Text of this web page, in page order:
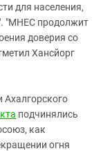
для населения,
"МНЕС продолжит
доверия со
Хансйорг
Ахалгорского
подчинялись
как
огня